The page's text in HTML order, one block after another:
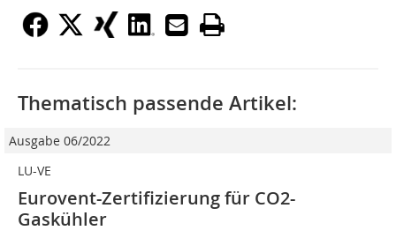
Thematisch passende Artikel:
Ausgabe 06/2022
LU-VE
Eurovent-Zertifizierung für CO2-
Gaskühler